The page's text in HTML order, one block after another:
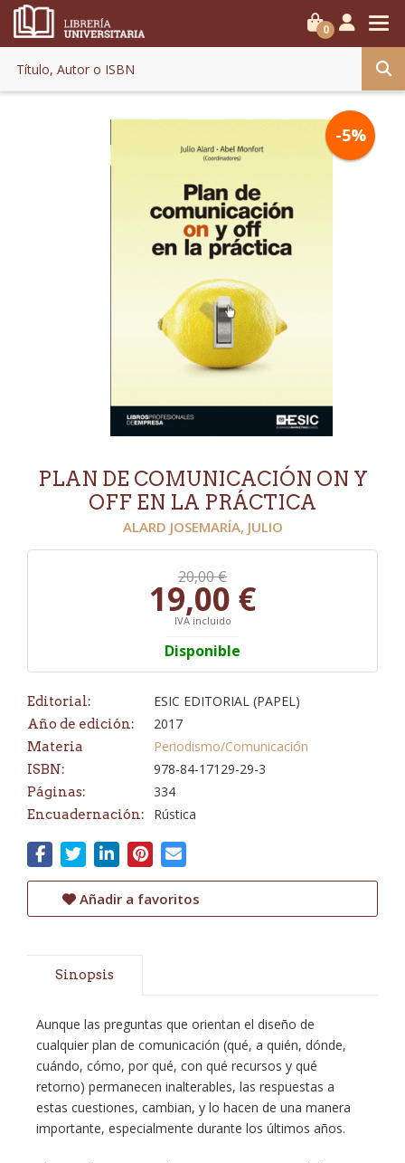
0
-5%
PLAN DE COMUNICACIÓN ON Y
OFF EN LA PRÁCTICA
ALARD JOSEMARÍA, JULIO
20,00 €
19,00 €
IVA incluido
Disponible
Editorial: ESIC EDITORIAL (PAPEL)
Año de edición: 2017
Materia Periodismo/Comunicación
ISBN: 978-84-17129-29-3
Páginas: 334
Encuadernación: Rústica
Añadir a favoritos
Sinopsis
Aunque las preguntas que orientan el diseño de
cualquier plan de comunicación (qué, a quién, dónde,
cuándo, cómo, por qué, con qué recursos y qué
retorno) permanecen inalterables, las respuestas a
estas cuestiones, cambian, y lo hacen de una manera
importante, especialmente durante los últimos años.